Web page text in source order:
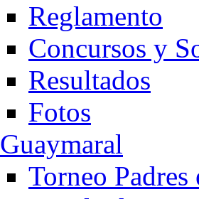
Reglamento
Concursos y
Resultados
Fotos
Guaymaral
Torneo